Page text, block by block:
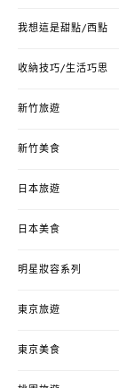
我想這是甜點/西點
收納技巧/生活巧思
新竹旅遊
新竹美食
日本旅遊
日本美食
明星妝容系列
東京旅遊
東京美食